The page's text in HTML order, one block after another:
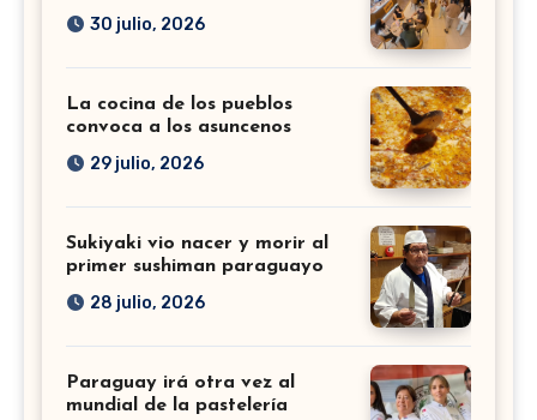
30 julio, 2026
La cocina de los pueblos
convoca a los asuncenos
29 julio, 2026
Sukiyaki vio nacer y morir al
primer sushiman paraguayo
28 julio, 2026
Paraguay irá otra vez al
mundial de la pastelería